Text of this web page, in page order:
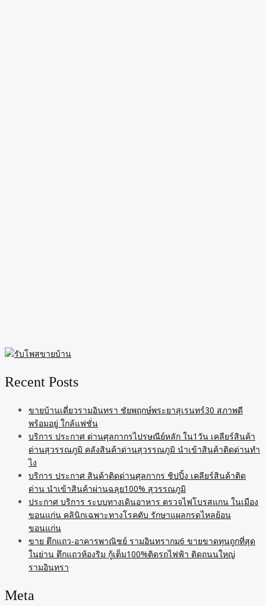
Recent Posts
ขายบ้านเดี่ยวรามอินทรา ชัยพฤกษ์พระยาสุเรนทร์30 สภาพดี
พร้อมอยู่ ใกล้แฟชั่น
บริการ ประกาศ ด่านศุลกากรไปรษณีย์หลัก ใน1วัน เคลียร์สินค้า
ด่านสุวรรณภูมิ คลังสินค้าด่านสุวรรณภูมิ นำเข้าสินค้าติดด่านทำ
ไง
บริการ ประกาศ สินค้าติดด่านศุลกากร ชิปปิ้ง เคลียร์สินค้าติด
ด่าน นำเข้าสินค้าผ่านฉลุย100% สุวรรณภูมิ
ประกาศ บริการ ระบบทางเดินอาหาร ตรวจไฟโบรสแกน ในเมือง
ขอนแก่น คลินิกเฉพาะทางโรคตับ รักษาแผลกรดไหลย้อน
ขอนแก่น
ขาย ตึกแถว-อาคารพาณิชย์ รามอินทรากม6 ขายขาดทุนถูกที่สุด
ในย่าน ตึกแถวห้องริม กู้เต็ม100%ติดรถไฟฟ้า ติดถนนใหญ่
รามอินทรา
Meta